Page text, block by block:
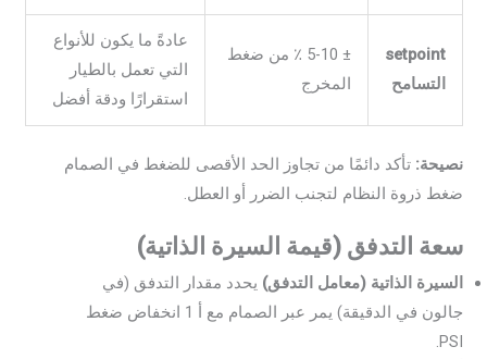
setpoint
التسامح
± 5-10 ٪ من ضغط
المخرج
عادةً ما يكون للأنواع
التي تعمل بالطيار
استقرارًا ودقة أفضل
نصيحة: تأكد دائمًا من تجاوز الحد الأقصى للضغط في الصمام
ضغط ذروة النظام لتجنب الضرر أو العطل.
سعة التدفق (قيمة السيرة الذاتية)
السيرة الذاتية (معامل التدفق) يحدد مقدار التدفق (في
جالون في الدقيقة) يمر عبر الصمام مع أ 1 انخفاض ضغط
PSI.